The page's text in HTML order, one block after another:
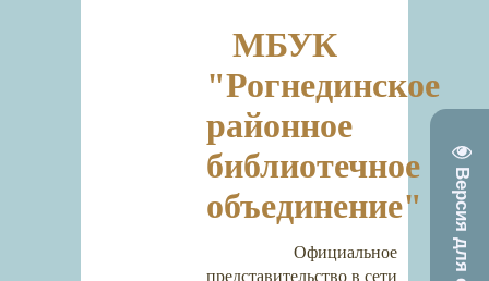
МБУК
"Рогнединское
районное
библиотечное
объединение"
Официальное
представительство в сети